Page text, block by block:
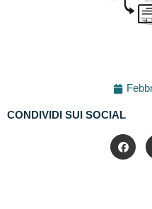
CONDIVIDI SUI SOCIAL